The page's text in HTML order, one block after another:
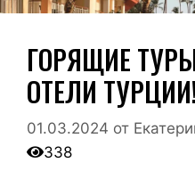
ГОРЯЩИЕ ТУРЫ
ОТЕЛИ
01.03.2024 от
338